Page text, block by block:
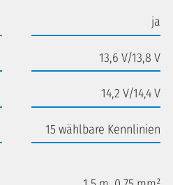
ja
13,6 V/13,8 V
14,2 V/14,4 V
15 wählbare Kennlinien